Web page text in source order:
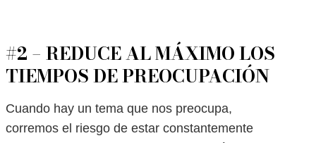
#2 – REDUCE AL MÁXIMO LOS
TIEMPOS DE PREOCUPACIÓN
Cuando hay un tema que nos preocupa,
corremos el riesgo de estar constantemente